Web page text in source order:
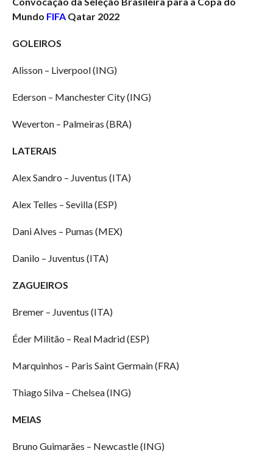
Mundo FIFAQatar 2022
GOLEIROS
Alisson – Liverpool (ING)
Ederson – Manchester City (ING)
Weverton – Palmeiras (BRA)
LATERAIS
Alex Sandro – Juventus (ITA)
Alex Telles – Sevilla (ESP)
Dani Alves – Pumas (MEX)
Danilo – Juventus (ITA)
ZAGUEIROS
Bremer – Juventus (ITA)
Éder Militão – Real Madrid (ESP)
Marquinhos – Paris Saint Germain (FRA)
Thiago Silva – Chelsea (ING)
MEIAS
Bruno Guimarães – Newcastle (ING)